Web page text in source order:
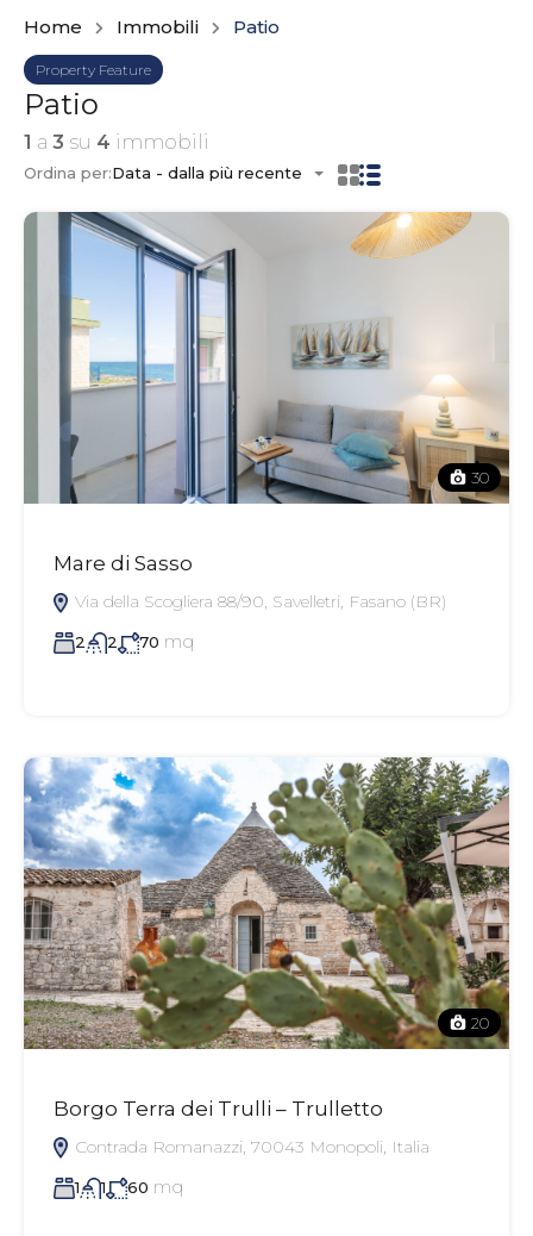
Home Immobili Patio
Property Feature
Patio
1 a 3 su 4 immobili
Ordina per:Data - dalla più recente
30
Mare di Sasso
Via della Scogliera 88/90, Savelletri, Fasano (BR)
2 2 70 mq
20
Borgo Terra dei Trulli – Trulletto
Contrada Romanazzi, 70043 Monopoli, Italia
1 1 60 mq